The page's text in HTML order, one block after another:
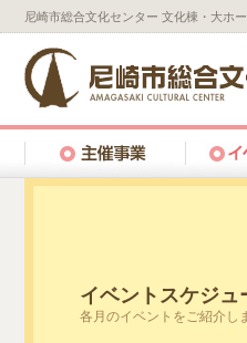
尼崎市総合文化センター 文化棟・大ホ
イベントスケジュ
各月のイベントをご紹介し